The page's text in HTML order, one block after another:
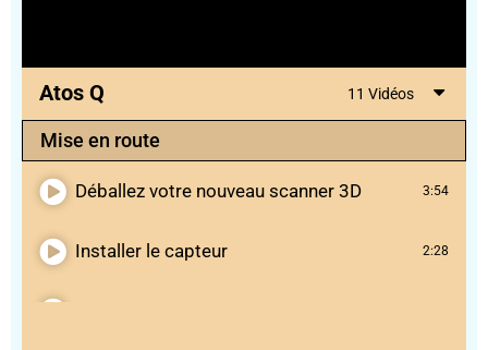
Atos Q 11 Vidéos
Mise en route
Déballez votre nouveau scanner 3D 3:54
Installer le capteur 2:28